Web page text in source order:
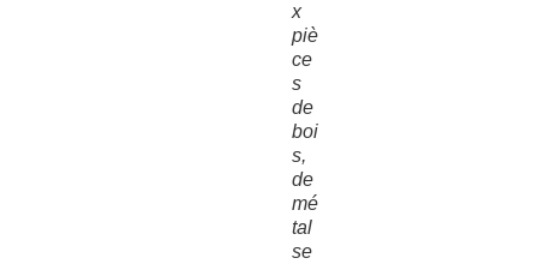
x
piè
ce
s
de
boi
s,
de
mé
tal
se